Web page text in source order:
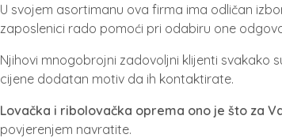
U svojem asortimanu ova firma ima odličan
zaposlenici rado pomoći pri odabiru one
Njihovi mnogobrojni zadovoljni klijenti svakako
cijene dodatan motiv da ih kontaktirate.
Lovačka i ribolovačka oprema ono je što za
povjerenjem navratite.